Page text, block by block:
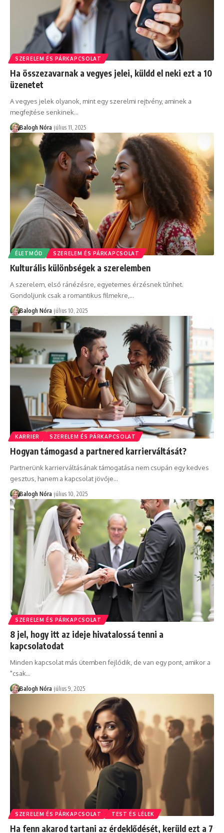
SZERELEM ÉS PÁRKAPCSOLAT
Ha összezavarnak a vegyes jelei, küldd el neki ezt a 10
üzenetet
A vegyes jelek olyanok, mint egy szerelmi rejtvény, aminek a
megfejtése senkinek…
Balogh Nóra július 11, 2025
ÉLETMÓD SZERELEM ÉS PÁRKAPCSOLAT
Kulturális különbségek a szerelemben
A szerelem, első ránézésre, egyetemes érzésnek tűnhet.
Gondoljunk csak a romantikus filmekre, …
Balogh Nóra július 10, 2025
KARRIER SZERELEM ÉS PÁRKAPCSOLAT
Hogyan támogasd a partnered karrierváltását?
Partnerünk karrierváltásának támogatása nem csupán egy kedves
gesztus, hanem a kapcsolat jövője…
Balogh Nóra július 10, 2025
SZERELEM ÉS PÁRKAPCSOLAT
8 jel, hogy itt az ideje hivatalossá tenni a
kapcsolatodat
Minden kapcsolat más ütemben fejlődik, de van egy pont, amikor a
"csak…
Balogh Nóra július 9, 2025
SZERELEM ÉS PÁRKAPCSOLAT TEST ÉS LÉLEK
Ha fenn akarod tartani az érdeklődését, kerüld ezt a 7